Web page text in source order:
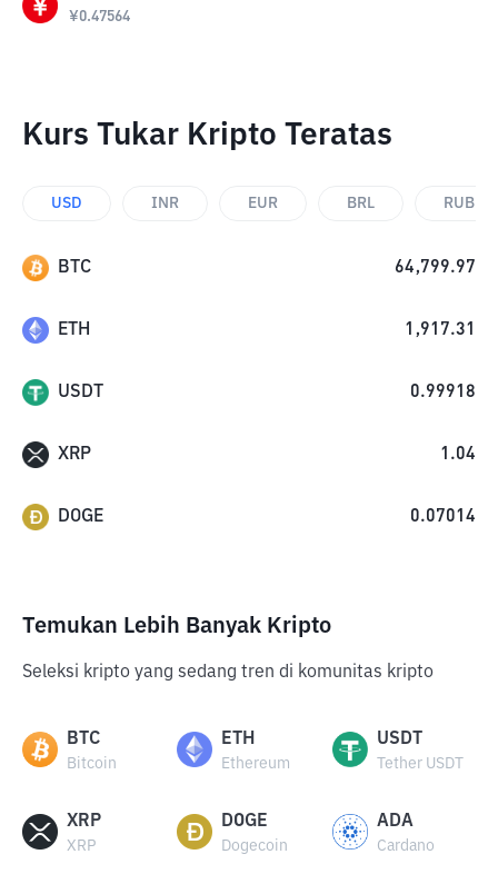
¥0.47564
Kurs Tukar Kripto Teratas
USD INR EUR BRL RUB
BTC 64,799.97
ETH 1,917.31
USDT 0.99918
XRP 1.04
DOGE 0.07014
Temukan Lebih Banyak Kripto
Seleksi kripto yang sedang tren di komunitas kripto
BTC
Bitcoin
ETH
Ethereum
USDT
Tether USDT
XRP
XRP
DOGE
Dogecoin
ADA
Cardano